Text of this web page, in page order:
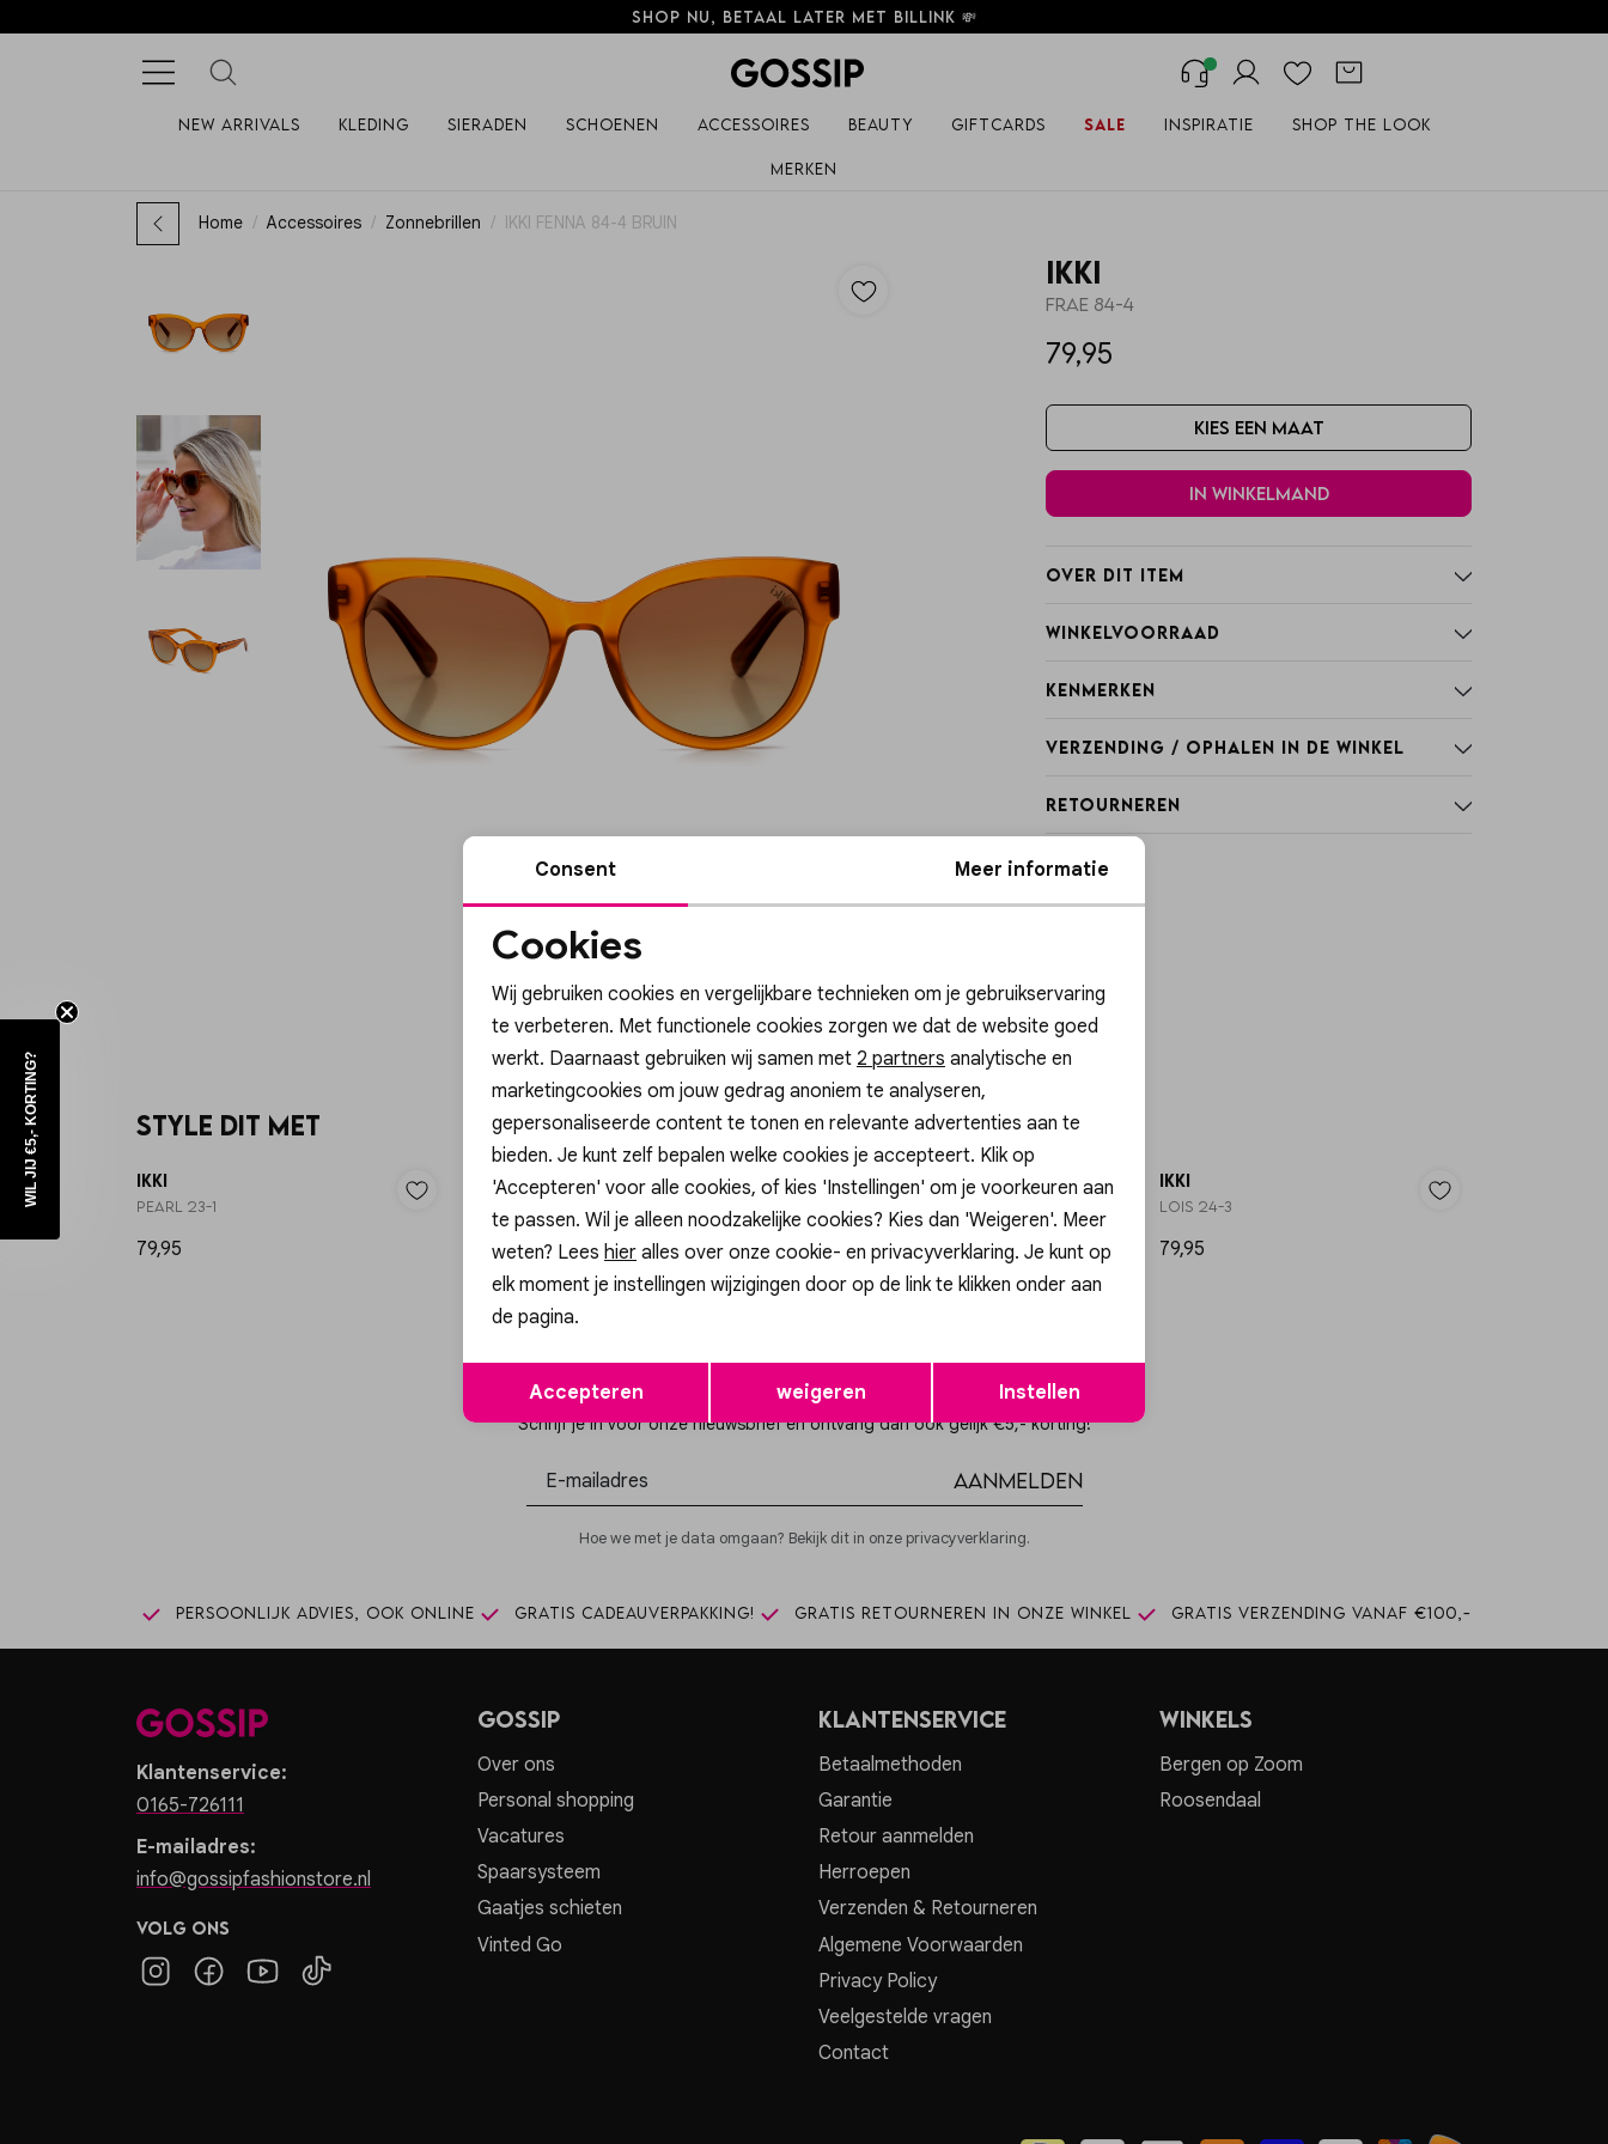
Shop nu, betaal later met Billink 💸
New arrivals Kleding Sieraden Schoenen Accessoires Beauty Giftcards Sale Inspiratie Shop the look
Merken
Home Accessoires Zonnebrillen IKKI FENNA 84-4 BRUIN
IKKI
FRAE 84-4
79,95
Kies een maat
In winkelmand
Over dit item
Winkelvoorraad
Kenmerken
Verzending / Ophalen in de winkel
Retourneren
Style dit met
IKKI
PEARL 23-1
79,95
IKKI
79,95
IKKI
LOIS 24-1
79,95
IKKI
LOIS 24-3
79,95
Altijd als eerste op de hoogte zijn?
Schrijf je in voor onze nieuwsbrief en ontvang dan ook gelijk €5,- korting!
Aanmelden
Hoe we met je data omgaan? Bekijk dit in onze privacyverklaring.
Persoonlijk advies, ook online Gratis cadeauverpakking! Gratis retourneren in onze winkel Gratis verzending vanaf €100,-
Klantenservice:
0165-726111
E-mailadres:
info@gossipfashionstore.nl
Volg ons
Gossip
Over ons
Personal shopping
Vacatures
Spaarsysteem
Gaatjes schieten
Vinted Go
Klantenservice
Betaalmethoden
Garantie
Retour aanmelden
Herroepen
Verzenden & Retourneren
Algemene Voorwaarden
Privacy Policy
Veelgestelde vragen
Contact
Winkels
Bergen op Zoom
Roosendaal
Noodzakelijke
cookies
Analytische cookies Marketing cookies
Opslaan
Consent Meer informatie
Cookies
Wij gebruiken cookies en vergelijkbare technieken om je gebruikservaring
te verbeteren. Met functionele cookies zorgen we dat de website goed
werkt. Daarnaast gebruiken wij samen met 2 partners analytische en
marketingcookies om jouw gedrag anoniem te analyseren,
gepersonaliseerde content te tonen en relevante advertenties aan te
bieden. Je kunt zelf bepalen welke cookies je accepteert. Klik op
'Accepteren' voor alle cookies, of kies 'Instellingen' om je voorkeuren aan
te passen. Wil je alleen noodzakelijke cookies? Kies dan 'Weigeren'. Meer
weten? Lees hier alles over onze cookie- en privacyverklaring. Je kunt op
elk moment je instellingen wijzigingen door op de link te klikken onder aan
de pagina.
Accepteren weigeren Instellen
WIL JIJ €5,- KORTING?